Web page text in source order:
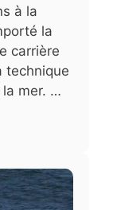
à la
la
carrière
technique
la mer. …